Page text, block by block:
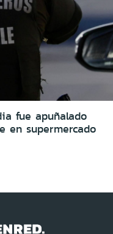
fue apuñalado
en supermercado